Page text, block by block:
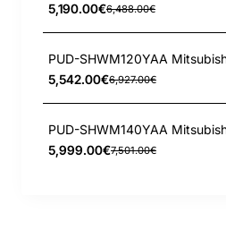
5,190.00€6,488.00€
5,542.00€6,927.00€
5,999.00€7,501.00€